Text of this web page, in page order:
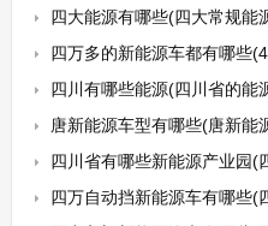
四大能源有哪些(四大常规能
四万多的新能源车都有哪些
四川有哪些能源(四川省的能
唐新能源车型有哪些(唐新能
四川省有哪些新能源产业园(
四万自动挡新能源车有哪些(